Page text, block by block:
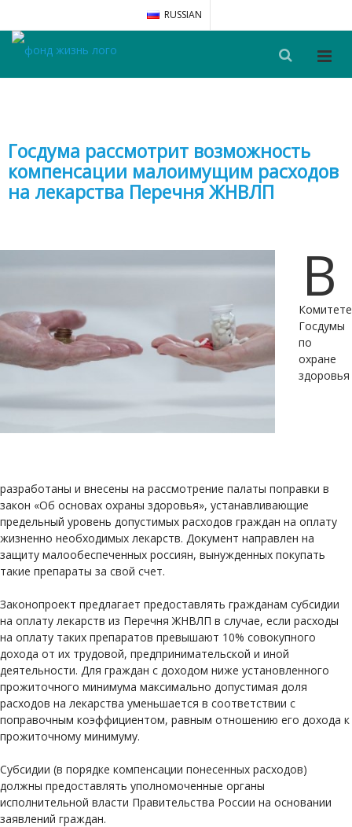
RUSSIAN
Госдума рассмотрит возможность
компенсации малоимущим расходов
на лекарства Перечня ЖНВЛП
В
Комитете
Госдумы
по
охране
здоровья
разработаны и внесены на рассмотрение палаты поправки в
закон «Об основах охраны здоровья», устанавливающие
предельный уровень допустимых расходов граждан на оплату
жизненно необходимых лекарств. Документ направлен на
защиту малообеспеченных россиян, вынужденных покупать
такие препараты за свой счет.
Законопроект предлагает предоставлять гражданам субсидии
на оплату лекарств из Перечня ЖНВЛП в случае, если расходы
на оплату таких препаратов превышают 10% совокупного
дохода от их трудовой, предпринимательской и иной
деятельности. Для граждан с доходом ниже установленного
прожиточного минимума максимально допустимая доля
расходов на лекарства уменьшается в соответствии с
поправочным коэффициентом, равным отношению его дохода к
прожиточному минимуму.
Субсидии (в порядке компенсации понесенных расходов)
должны предоставлять уполномоченные органы
исполнительной власти Правительства России на основании
заявлений граждан.